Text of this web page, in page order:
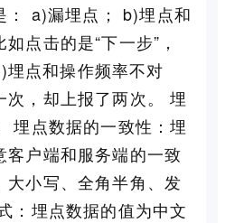
： a)漏埋点； b)埋点和
点击的是“下一步”，
埋点和操作频率不对
次，却上报了两次。 埋
埋点数据的一致性：埋
客户端和服务端的一致
大小写、全角半角、发
：埋点数据的值为中文